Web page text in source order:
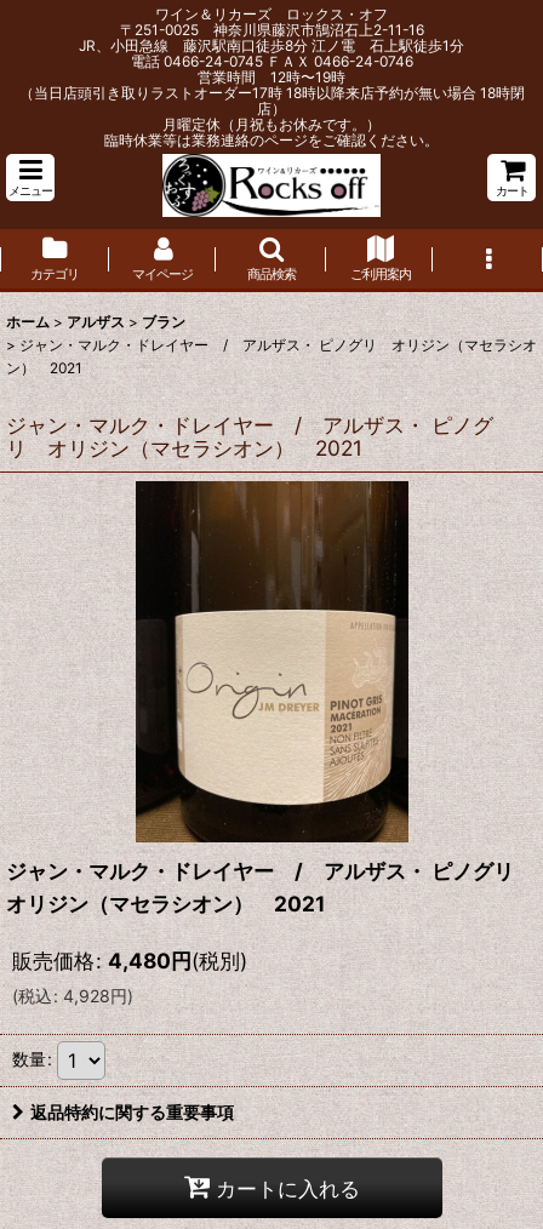
ワイン＆リカーズ ロックス・オフ
〒251-0025 神奈川県藤沢市鵠沼石上2-11-16
JR、小田急線 藤沢駅南口徒歩8分 江ノ電 石上駅徒歩1分
電話 0466-24-0745 ＦＡＸ 0466-24-0746
営業時間 12時〜19時
（当日店頭引き取りラストオーダー17時 18時以降来店予約が無い場合 18時閉
店）
月曜定休（月祝もお休みです。）
臨時休業等は業務連絡のページをご確認ください。
メニュー カート
カテゴリ マイページ 商品検索 ご利用案内
ホーム > アルザス > ブラン
> ジャン・マルク・ドレイヤー / アルザス・ ピノグリ オリジン（マセラシオ
ン） 2021
ジャン・マルク・ドレイヤー / アルザス・ ピノグ
リ オリジン（マセラシオン） 2021
ジャン・マルク・ドレイヤー / アルザス・ ピノグリ
オリジン（マセラシオン） 2021
販売価格: 4,480円(税別)
(税込: 4,928円)
数量:
返品特約に関する重要事項
カートに入れる